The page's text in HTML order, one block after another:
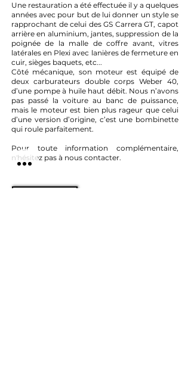
Une restauration a été effectuée il y a quelques
années avec pour but de lui donner un style se
rapprochant de celui des GS Carrera GT, capot
arrière en aluminium, jantes, suppression de la
poignée de la malle de coffre avant, vitres
latérales en Plexi avec lanières de fermeture en
cuir, sièges baquets, etc...
Côté mécanique, son moteur est équipé de
deux carburateurs double corps Weber 40,
d’une pompe à huile haut débit. Nous n’avons
pas passé la voiture au banc de puissance,
mais le moteur est bien plus rageur que celui
d’une version d’origine, c’est une bombinette
qui roule parfaitement.
Pour toute information complémentaire,
n'hésitez pas à nous contacter.